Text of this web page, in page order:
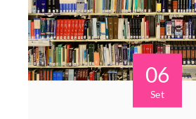
06
Set